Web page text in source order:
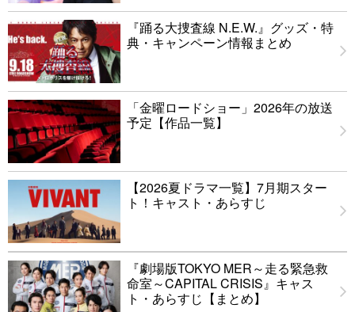
『踊る大捜査線 N.E.W.』グッズ・特
典・キャンペーン情報まとめ
「金曜ロードショー」2026年の放送
予定【作品一覧】
【2026夏ドラマ一覧】7月期スター
ト！キャスト・あらすじ
『劇場版TOKYO MER～走る緊急救
命室～CAPITAL CRISIS』キャス
ト・あらすじ【まとめ】